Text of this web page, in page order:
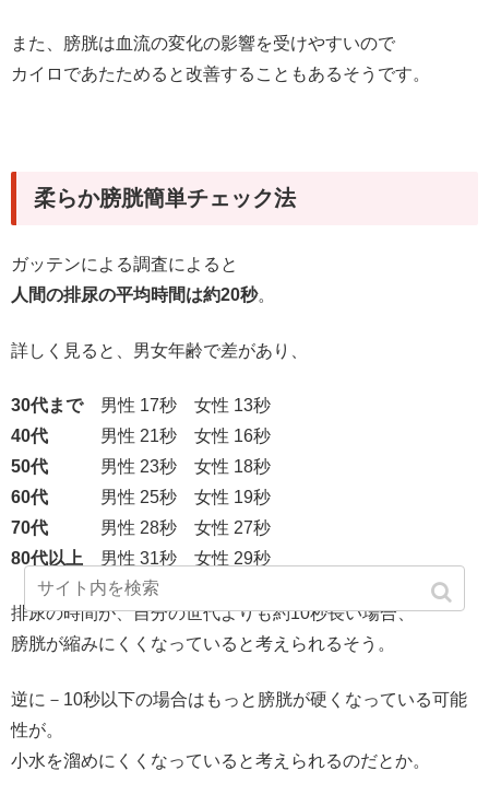
また、膀胱は血流の変化の影響を受けやすいので
カイロであたためると改善することもあるそうです。
柔らか膀胱簡単チェック法
ガッテンによる調査によると
人間の排尿の平均時間は約20秒。
詳しく見ると、男女年齢で差があり、
30代まで男性 17秒 女性 13秒
40代 男性 21秒 女性 16秒
50代 男性 23秒 女性 18秒
60代 男性 25秒 女性 19秒
70代 男性 28秒 女性 27秒
80代以上 男性 31秒 女性 29秒
排尿の時間が、自分の世代よりも約10秒長い場合、
膀胱が縮みにくくなっていると考えられるそう。
逆に－10秒以下の場合はもっと膀胱が硬くなっている可能
性が。
小水を溜めにくくなっていると考えられるのだとか。